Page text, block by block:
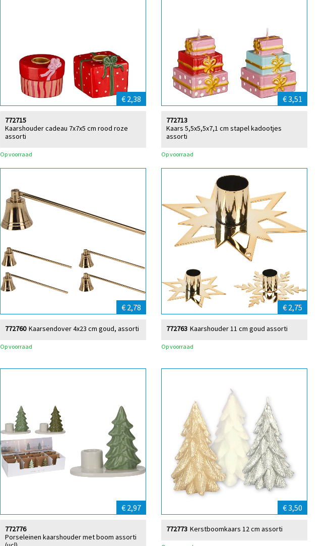
€ 2,38
Kaarshouder cadeau 7x7x5 cm rood roze
assorti
772715
Op voorraad
€ 3,51
Kaars 5,5x5,5x7,1 cm stapel kadootjes
assorti
772713
Op voorraad
€ 2,78
Kaarsendover 4x23 cm goud, assorti
772760
Op voorraad
€ 2,75
Kaarshouder 11 cm goud assorti
772763
Op voorraad
€ 2,97
Porseleinen kaarshouder met boom assorti
772776
€ 3,50
Kerstboomkaars 12 cm assorti
772773